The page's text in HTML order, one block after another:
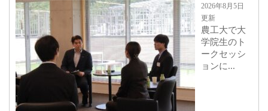
2026年8月5日
更新
農工大で大
学院生のト
ークセッシ
ョンに...